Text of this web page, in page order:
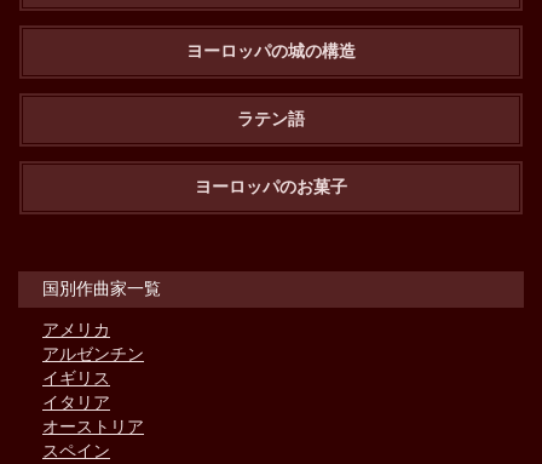
ヨーロッパの城の構造
ラテン語
ヨーロッパのお菓子
国別作曲家一覧
アメリカ
アルゼンチン
イギリス
イタリア
オーストリア
スペイン